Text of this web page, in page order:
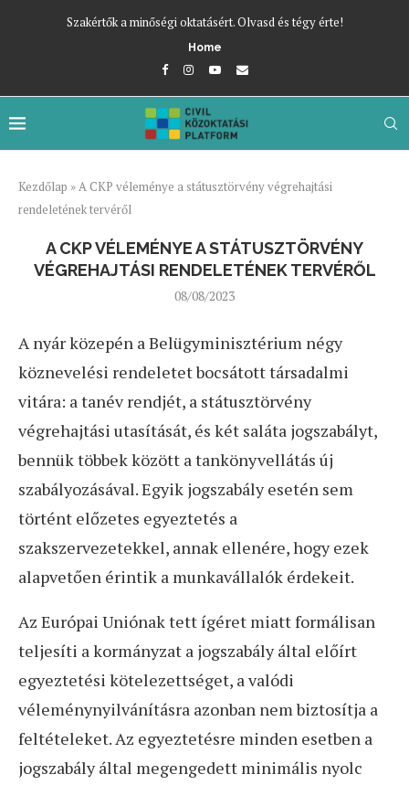
Szakértők a minőségi oktatásért. Olvasd és tégy érte!
Home
Kezdőlap »A CKP véleménye a státusztörvény végrehajtási
rendeletének tervéről
A CKP VÉLEMÉNYE A STÁTUSZTÖRVÉNY
VÉGREHAJTÁSI RENDELETÉNEK TERVÉRŐL
08/08/2023
A nyár közepén a Belügyminisztérium négy
köznevelési rendeletet bocsátott társadalmi
vitára: a tanév rendjét, a státusztörvény
végrehajtási utasítását, és két saláta jogszabályt,
bennük többek között a tankönyvellátás új
szabályozásával. Egyik jogszabály esetén sem
történt előzetes egyeztetés a
szakszervezetekkel, annak ellenére, hogy ezek
alapvetően érintik a munkavállalók érdekeit.
Az Európai Uniónak tett ígéret miatt formálisan
teljesíti a kormányzat a jogszabály által előírt
egyeztetési kötelezettséget, a valódi
véleménynyilvánításra azonban nem biztosítja a
feltételeket. Az egyeztetésre minden esetben a
jogszabály által megengedett minimális nyolc